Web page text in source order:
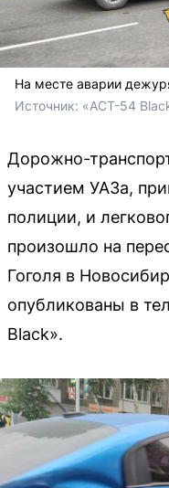
На месте аварии
Источник: «АСТ-54
Дорожно-
участием УАЗа,
полиции, и
произошло на
Гоголя в
опубликованы в
Black».